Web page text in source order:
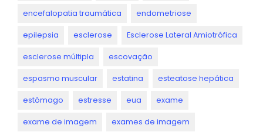
encefalopatia traumática endometriose
epilepsia esclerose Esclerose Lateral Amiotrófica
esclerose múltipla escovação
espasmo muscular estatina esteatose hepática
estômago estresse eua exame
exame de imagem exames de imagem